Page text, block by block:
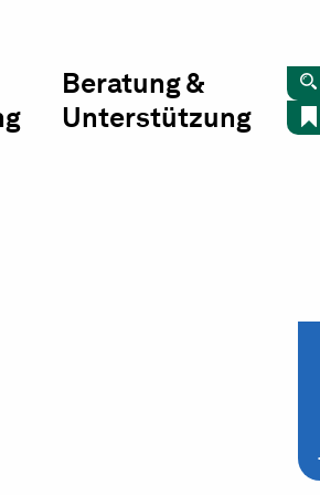
Beratung &
Unterstützung